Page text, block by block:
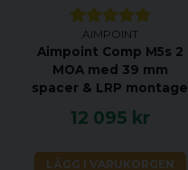
AIMPOINT
Aimpoint Comp M5s 2
MOA med 39 mm
spacer & LRP montage
12 095 kr
LÄGG I VARUKORGEN